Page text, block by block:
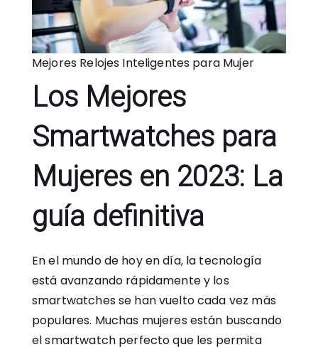
Mejores Relojes Inteligentes para Mujer
Los Mejores
Smartwatches para
Mujeres en 2023: La
guía definitiva
En el mundo de hoy en día, la tecnología
está avanzando rápidamente y los
smartwatches se han vuelto cada vez más
populares. Muchas mujeres están buscando
el smartwatch perfecto que les permita